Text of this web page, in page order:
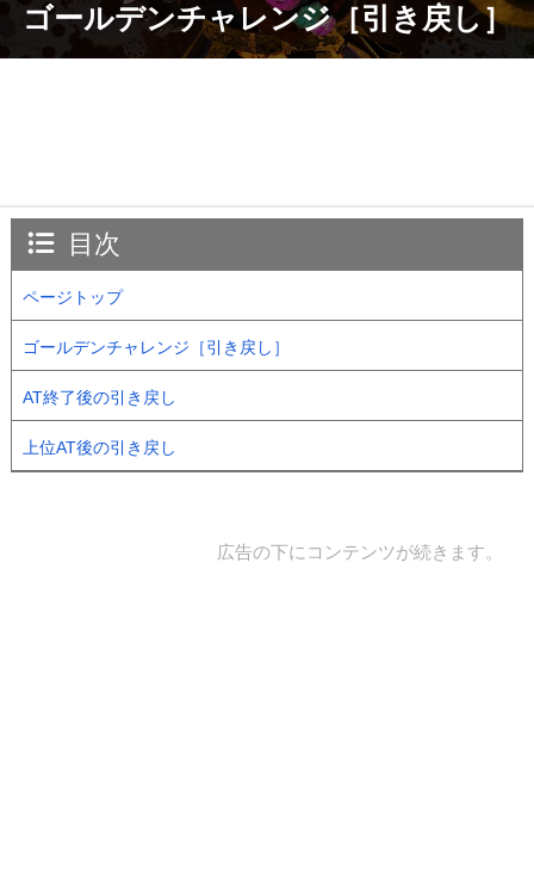
ゴールデンチャレンジ［引き戻し］
目次
ページトップ
ゴールデンチャレンジ［引き戻し］
AT終了後の引き戻し
上位AT後の引き戻し
広告の下にコンテンツが続きます。